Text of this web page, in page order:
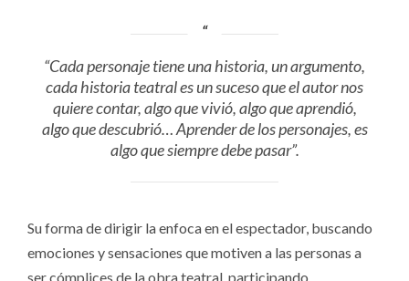
“Cada personaje tiene una historia, un argumento,
cada historia teatral es un suceso que el autor nos
quiere contar, algo que vivió, algo que aprendió,
algo que descubrió… Aprender de los personajes, es
algo que siempre debe pasar”.
Su forma de dirigir la enfoca en el espectador, buscando
emociones y sensaciones que motiven a las personas a
ser cómplices de la obra teatral, participando